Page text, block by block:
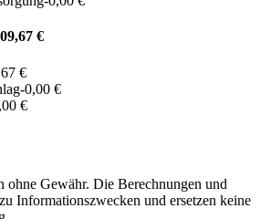
€
€
-0,00 €
€
Gewähr. Die Berechnungen und
Informationszwecken und ersetzen keine